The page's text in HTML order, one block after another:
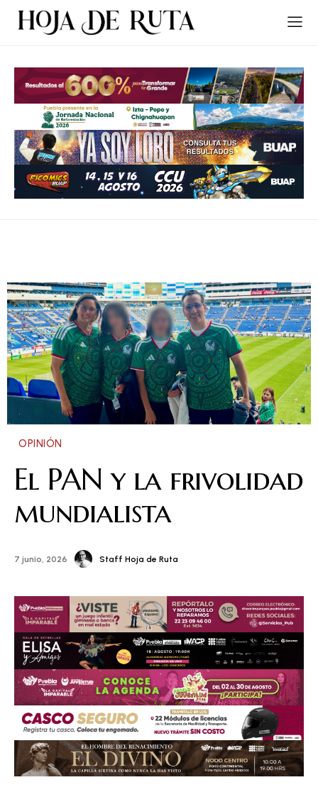
OPINIÓN
El PAN y la frivolidad
mundialista
7 junio, 2026 Staff Hoja de Ruta